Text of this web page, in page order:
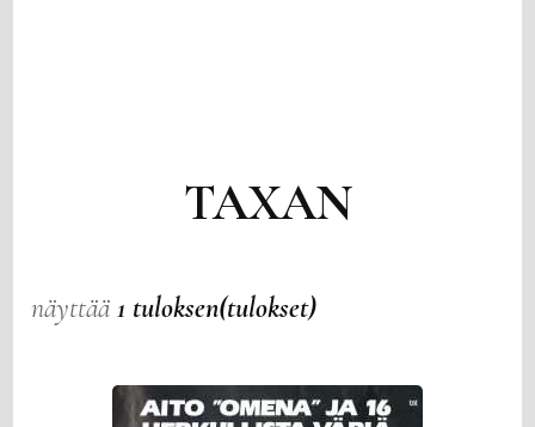
TAXAN
näyttää1 tuloksen(tulokset)